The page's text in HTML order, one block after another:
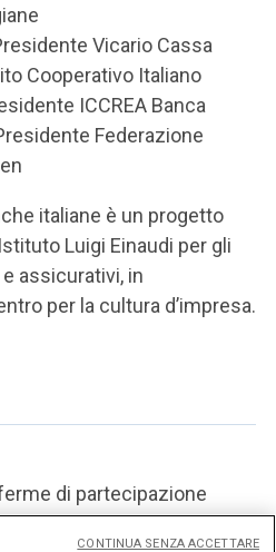
Vicario Cassa
Cooperativo Italiano
ICCREA Banca
Federazione
italiane è un progetto
Luigi Einaudi per gli
assicurativi, in
per la cultura d’impresa.
di partecipazione
CONTINUA SENZA ACCETTARE